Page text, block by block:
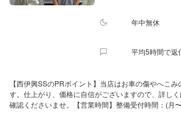
年中無休
平均5時間で返
【西伊興SSのPRポイント】当店はお車の傷やへこ
す。仕上がり、価格に自信がございますので、詳し
確認くださいませ。【営業時間】整備受付時間：(月